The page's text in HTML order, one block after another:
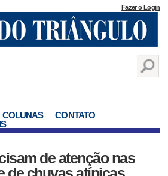
Fazer o Login
COLUNAS
CONTATO
de atenção nas